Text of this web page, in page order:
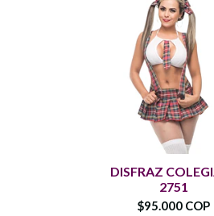
DISFRAZ
2751
$95.000 COP